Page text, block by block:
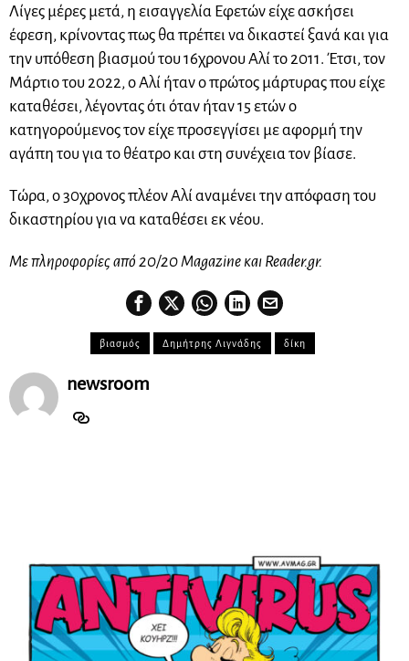
Λίγες μέρες μετά, η εισαγγελία Εφετών είχε ασκήσει
έφεση, κρίνοντας πως θα πρέπει να δικαστεί ξανά και για
την υπόθεση βιασμού του 16χρονου Αλί το 2011. Έτσι, τον
Μάρτιο του 2022, ο Αλί ήταν ο πρώτος μάρτυρας που είχε
καταθέσει, λέγοντας ότι όταν ήταν 15 ετών ο
κατηγορούμενος τον είχε προσεγγίσει με αφορμή την
αγάπη του για το θέατρο και στη συνέχεια τον βίασε.
Τώρα, ο 30χρονος πλέον Αλί αναμένει την απόφαση του
δικαστηρίου για να καταθέσει εκ νέου.
Με πληροφορίες από 20/20 Magazine και Reader.gr.
βιασμός Δημήτρης Λιγνάδης δίκη
newsroom